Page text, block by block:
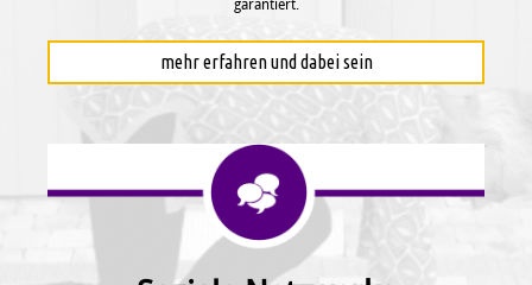
garantiert.
mehr erfahren und dabei sein